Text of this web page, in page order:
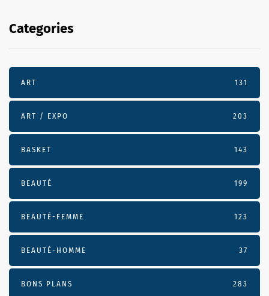
Categories
ART 131
ART / EXPO 203
BASKET 143
BEAUTÉ 199
BEAUTÉ-FEMME 123
BEAUTÉ-HOMME 37
BONS PLANS 283